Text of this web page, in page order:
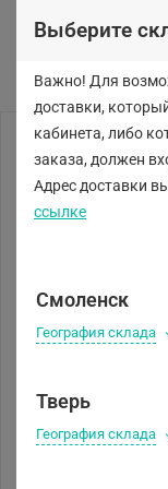
Выберите
Важно! Для
доставки,
кабинета, либо
заказа, должен
Адрес доставки
ссылке
Смоленск
География склада
Тверь
География склада